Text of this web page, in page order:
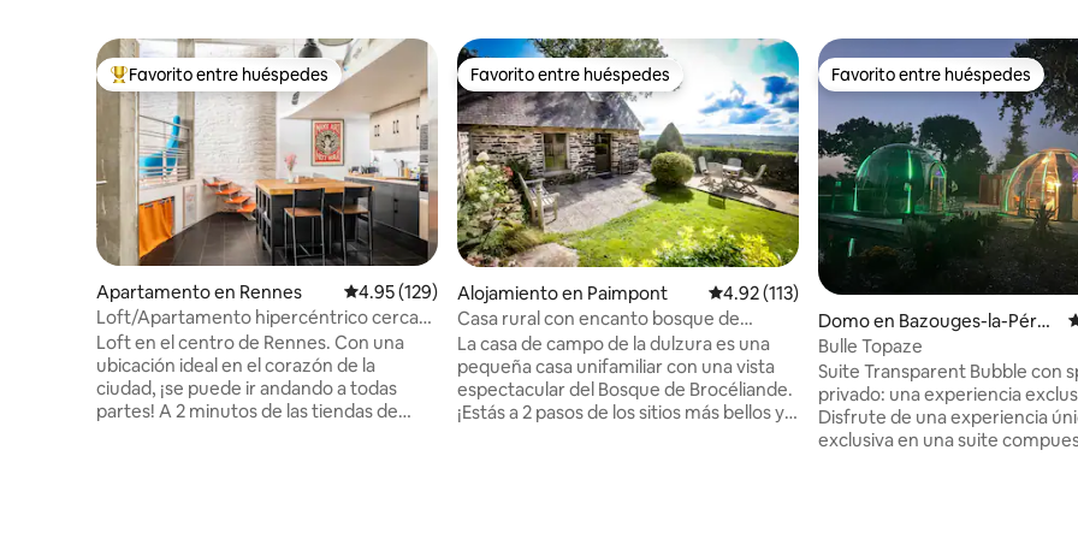
Favorito entre huéspedes preferido
Favorito entre huéspedes
Apartamento en Rennes Calificación promedio: 4.95 de 5, 129 reseñas
4.95 (129)
Loft/Apartamento hipercéntrico cerca
de la estación de tren 3 minutos a pie
Loft en el centro de Rennes. Con una
ubicación ideal en el corazón de la
ciudad, ¡se puede ir andando a todas
partes! A 2 minutos de las tiendas de
Favorito entre huéspedes
Favorito entre huéspedes
Alojamiento en Paimpont Calificación promedio: 4.92 de 5, 113 reseñas
4.92 (113)
Casa rural con encanto bosque de
Brocéliande Paimpont
La casa de campo de la dulzura es una
pequeña casa unifamiliar con una vista
espectacular del Bosque de Brocéliande.
¡Estás a 2 pasos de los sitios más bellos y a
Favorito entre huéspedes
Favorito entre huéspedes
Domo en Bazouges-la-Pérou
se
Bulle Topaze
Suite Transparent Bubble con
privado: una experiencia
Disfrute de una experiencia
exclusiva en una suite